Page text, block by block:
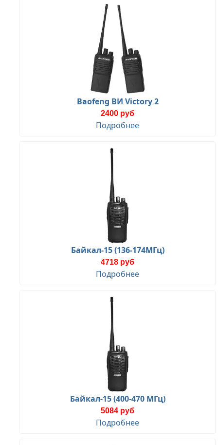
Baofeng ВИ Victory 2
2400 руб
Подробнее
Байкал-15 (136-174МГц)
4718 руб
Подробнее
Байкал-15 (400-470 МГц)
5084 руб
Подробнее